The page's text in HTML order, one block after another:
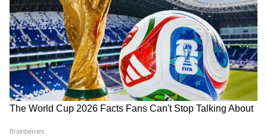
ट्रक और टैंकर की टक्कर होते ही 200 सिलेंडर एक के
बाद एक काफी देर तक फटते रहे। धमाके इतने भयानक थे
कि जिसने भी यह नजारा देखा उनका कलेजा कांप गया।
10 किलोमीटर दूर तक धमाकों की आवाज सुनाई दी।
जिससे शहर से लेकर गांव तक लोग दहशत में आ गए।
करीब 2 घंटे तक सिलेंडर फटते रहे। कई सिलेंडर तो 500
मीटर दूर-दूर तक खेतों में जा गिरे।
DOWNLOAD APP